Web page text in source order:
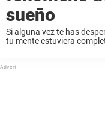
sueño
Si alguna vez te has
tu mente estuviera